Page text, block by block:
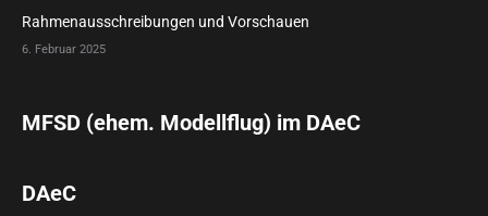
Rahmenausschreibungen und Vorschauen
6. Februar 2025
MFSD (ehem. Modellflug) im DAeC
DAeC